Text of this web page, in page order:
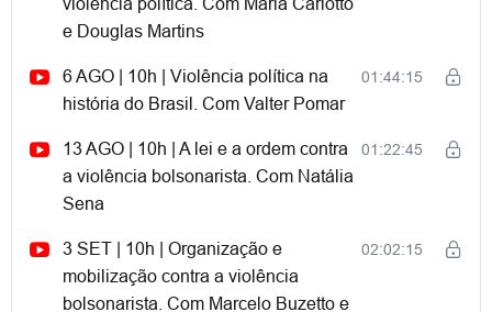
e Douglas Martins
6 AGO | 10h | Violência política na
história do Brasil. Com Valter Pomar
01:44:15
13 AGO | 10h | A lei e a ordem contra
a violência bolsonarista. Com Natália
Sena
01:22:45
3 SET | 10h | Organização e
mobilização contra a violência
bolsonarista. Com Marcelo Buzetto e
02:02:15